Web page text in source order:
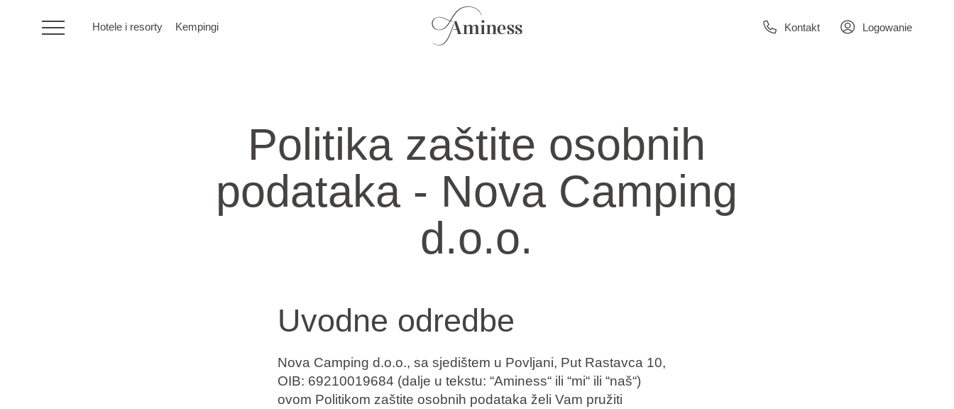
Hotele i resorty Kempingi Kontakt Logowanie
Politika zaštite osobnih
podataka - Nova Camping
d.o.o.
Uvodne odredbe
Nova Camping d.o.o., sa sjedištem u Povljani, Put Rastavca 10,
OIB: 69210019684 (dalje u tekstu: “Aminess“ ili “mi“ ili “naš“)
ovom Politikom zaštite osobnih podataka želi Vam pružiti